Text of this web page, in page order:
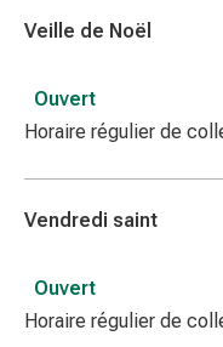
Veille de Noël
Ouvert
Horaire régulier de
Vendredi saint
Ouvert
Horaire régulier de